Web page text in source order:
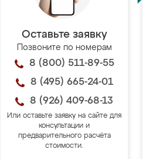
Оставьте заявку
Позвоните по номерам
8 (800) 511-89-55
8 (495) 665-24-01
8 (926) 409-68-13
Или оставьте заявку на сайте для
консультации и
предварительного расчёта
стоимости.